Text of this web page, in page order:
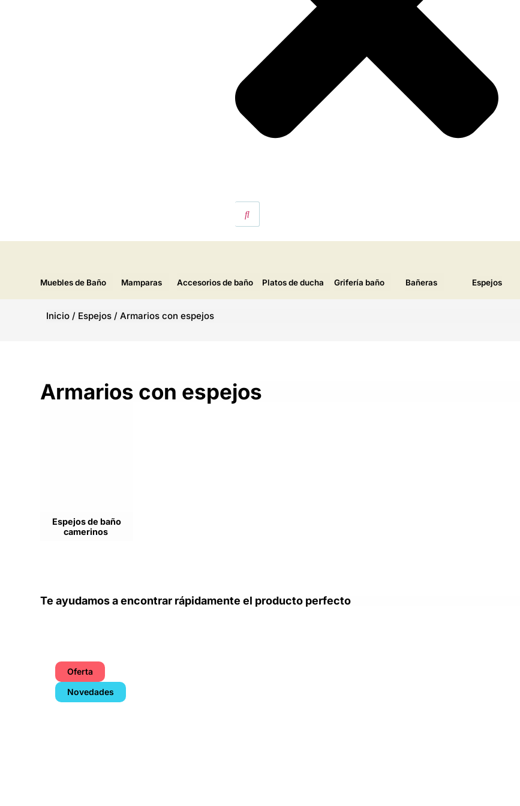
Muebles de Baño Mamparas Accesorios de baño Platos de ducha Grifería baño Bañeras Espejos
Inicio / Espejos /Armarios con espejos
Armarios con espejos
Espejos de baño
camerinos
Te ayudamos a encontrar rápidamente el producto perfecto
Oferta
Novedades